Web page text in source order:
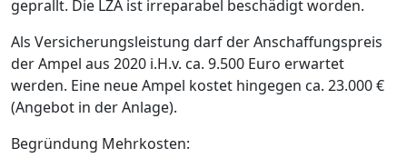
geprallt. Die LZA ist irreparabel beschädigt worden.
Als Versicherungsleistung darf der Anschaffungspreis
der Ampel aus 2020 i.H.v. ca. 9.500 Euro erwartet
werden. Eine neue Ampel kostet hingegen ca. 23.000 €
(Angebot in der Anlage).
Begründung Mehrkosten: